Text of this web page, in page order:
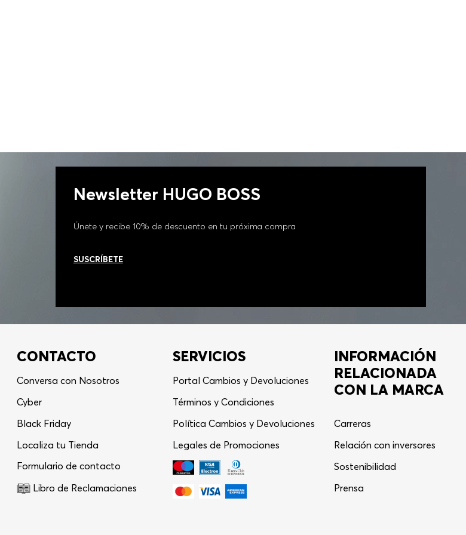
Newsletter HUGO BOSS
Únete y recibe 10% de descuento en tu próxima compra
SUSCRÍBETE
CONTACTO
Conversa con Nosotros
Cyber
Black Friday
Localiza tu Tienda
Formulario de contacto
Libro de Reclamaciones
SERVICIOS
Portal Cambios y Devoluciones
Términos y Condiciones
Política Cambios y Devoluciones
Legales de Promociones
INFORMACIÓN
RELACIONADA
CON LA MARCA
Carreras
Relación con inversores
Sostenibilidad
Prensa